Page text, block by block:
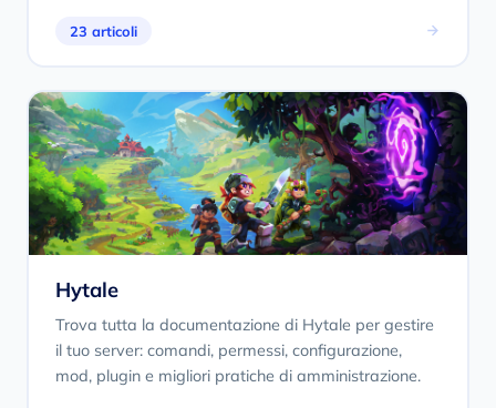
23 articoli
Hytale
Trova tutta la documentazione di Hytale per gestire
il tuo server: comandi, permessi, configurazione,
mod, plugin e migliori pratiche di amministrazione.